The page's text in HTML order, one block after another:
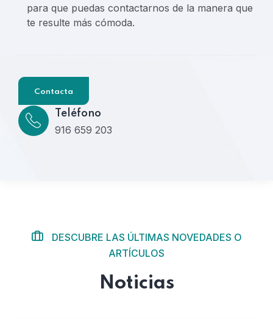
para que puedas contactarnos de la manera que
te resulte más cómoda.
Contacta
Teléfono
916 659 203
DESCUBRE LAS ÚLTIMAS NOVEDADES O
ARTÍCULOS
Noticias